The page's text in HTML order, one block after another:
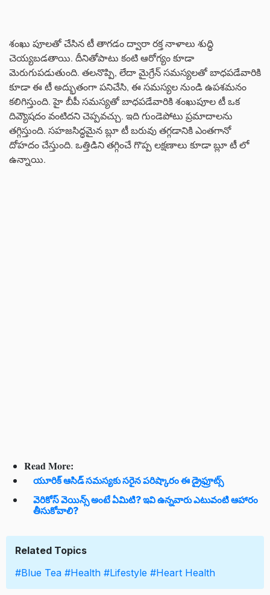
శంఖు పూలతో చేసిన టీ తాగడం ద్వారా రక్త నాళాలు శుద్ధి
చెయ్యబడతాయి. దీనితోపాటు కంటి ఆరోగ్యం కూడా
మెరుగుపడుతుంది. తలనొప్పి, లేదా మైగ్రేన్ సమస్యలతో బాధపడేవారికి
కూడా ఈ టీ అద్భుతంగా పనిచేసి, ఈ సమస్యల నుండి ఉపశమనం
కలిగిస్తుంది. హై బీపీ సమస్యతో బాధపడేవారికి శంఖుపూల టీ ఒక
దివ్యౌషదం వంటిదని చెప్పవచ్చు. ఇది గుండెపోటు ప్రమాదాలను
తగ్గిస్తుంది. సహజసిద్ధమైన బ్లూ టీ బరువు తగ్గడానికి ఎంతగానో
దోహదం చేస్తుంది. ఒత్తిడిని తగ్గించే గొప్ప లక్షణాలు కూడా బ్లూ టీ లో
ఉన్నాయి.
Read More:
యూరిక్ ఆసిడ్ సమస్యకు సరైన పరిష్కారం ఈ డ్రైఫ్రూట్స్
వెరికోస్ వెయిన్స్ అంటే ఏమిటి? ఇవి ఉన్నవారు ఎటువంటి ఆహారం
తీసుకోవాలి?
Related Topics
#Blue Tea #Health #Lifestyle #Heart Health